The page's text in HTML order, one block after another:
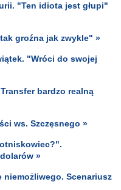
"Ten idiota jest głupi"
groźna jak zwykle" »
"Wróci do swojej
bardzo realną
ws. Szczęsnego »
»
niemożliwego. Scenariusz